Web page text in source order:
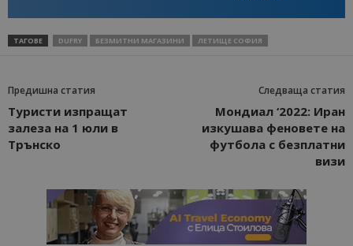
ТАГОВЕ DUFRY БЕЗМИТНИ МАГАЗИНИ ЛЕТИЩЕ СОФИЯ
Предишна статия
Туристи изпращат
залеза на 1 юли в
Трънско
Следваща статия
Мондиал ‘2022: Иран
изкушава феновете на
футбола с безплатни
визи